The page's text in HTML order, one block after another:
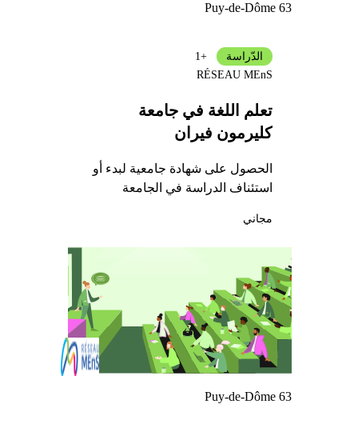
Puy-de-Dôme 63
تعلم اللغة في جامعة
كليرمون فيران
الحصول على شهادة جامعية لبدء أو
استئناف الدراسة في الجامعة
الدّراسة
+1
RÉSEAU MEnS
مجاني
Puy-de-Dôme 63